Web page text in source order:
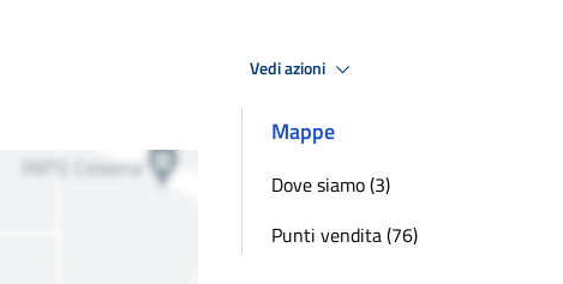
Vedi azioni
Mappe
Dove siamo (3)
Punti vendita (76)